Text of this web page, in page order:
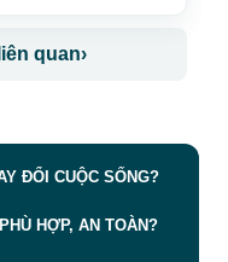
quan›
ĐỔI CUỘC SỐNG?
HỢP, AN TOÀN?